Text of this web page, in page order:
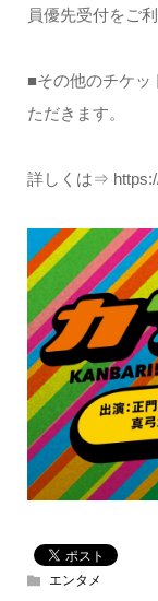
員優先受付をご
■その他のチケッ
ただきます。
詳しくは⇒
エンタメ